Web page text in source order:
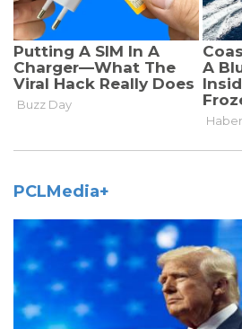
PCLMedia+